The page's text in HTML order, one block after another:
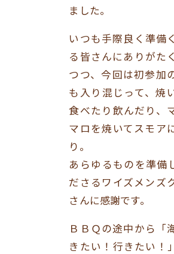
ました。
いつも手際良く準備
る皆さんにありがた
つつ、今回は初参加
も入り混じって、焼
食べたり飲んだり、
マロを焼いてスモア
り。
あらゆるものを準備
ださるワイズメンズ
さんに感謝です。
ＢＢＱの途中から「
きたい！行きたい！